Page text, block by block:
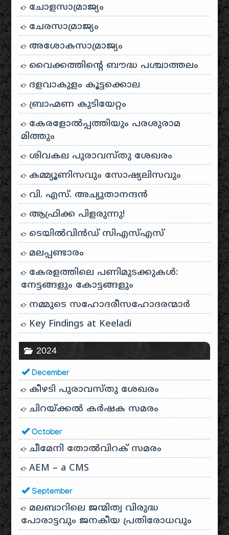
ചോളസാമ്രാജ്യം
ചേരസാമ്രാജ്യം
അശോകസാമ്രാജ്യം
വൈക്കത്തിന്റെ ബൗദ്ധ പശ്ചാത്തലം
ദളവാകുളം കൂട്ടക്കൊല
ബ്രാഹ്മണ കുടിയേറ്റം
കേരളോൽപ്പത്തിയും പരശുരാമ
മിത്തും
ശിവകല പുരാവസ്തു ശേഖരം
കമ്മ്യൂണിസവും സോഷ്യലിസവും
വി. എസ്. അച്യുതാനന്ദൻ
ആഫ്രിക്ക പിളരുന്നു!
ടെയിൽ‌വിൻഡ് സി‌എസ്‌എസ്
മലപ്പണ്ടാരം
കേരളത്തിലെ പണിമുടക്കുകൾ:
നേട്ടങ്ങളും കോട്ടങ്ങളും
നമ്മുടെ സഹോദരീസഹോദരന്മാർ
Key Findings at Keeladi
2024
December
കീഴടി പുരാവസ്തു ശേഖരം
ചിറയ്ക്കൽ കർഷക സമരം
October
ചീമേനി തോൽവിറക് സമരം
AEM – a CMS
September
മലബാറിലെ ജന്മിത്വ വിരുദ്ധ
പോരാട്ടവും ജനകീയ പ്രതിരോധവും